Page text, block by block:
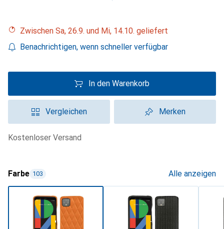
Zwischen Sa, 26.9. und Mi, 14.10. geliefert
Benachrichtigen, wenn schneller verfügbar
In den Warenkorb
Vergleichen Merken
kostenloser Versand
Farbe 103 Alle anzeigen